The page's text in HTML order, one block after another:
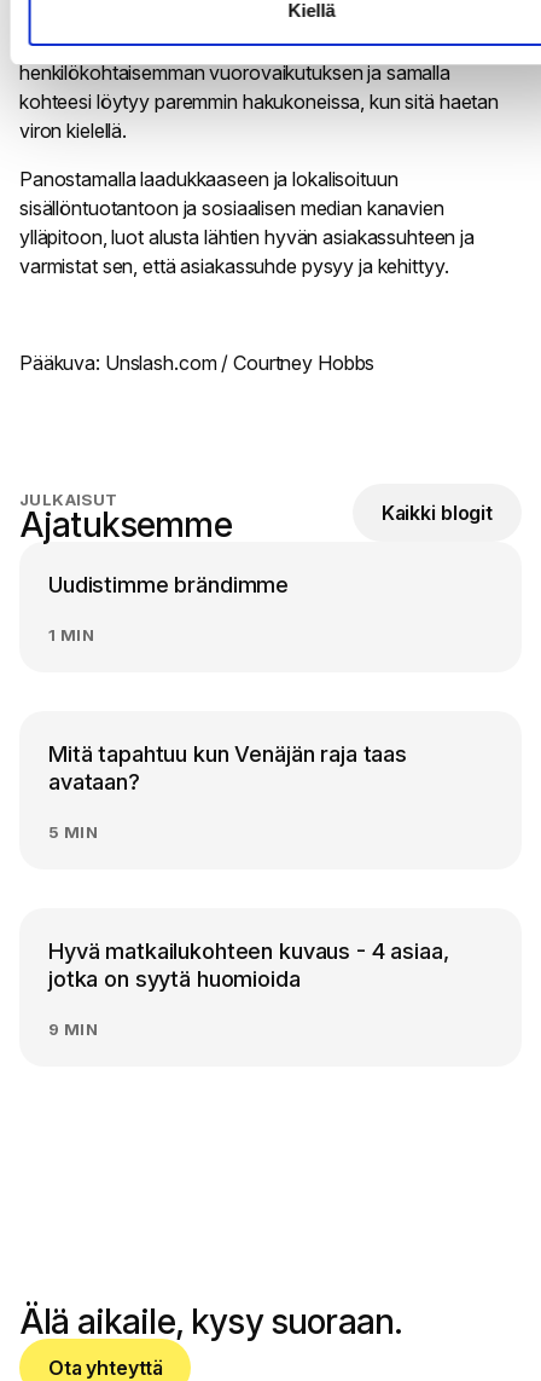
Kiellä
että yrityksesi verkkosivu ja markkinointimateriaalit ovat
lokalisoituviroksi. Näin luot asiakkaillesi
henkilökohtaisemman vuorovaikutuksen ja samalla
kohteesi löytyy paremmin hakukoneissa, kun sitä haetan
viron kielellä.
Panostamalla laadukkaaseen ja lokalisoituun
sisällöntuotantoonjasosiaalisen median kanavien
ylläpitoon, luot alusta lähtien hyvän asiakassuhteen ja
varmistat sen, että asiakassuhde pysyy ja kehittyy.
Pääkuva: Unslash.com /Courtney Hobbs
JULKAISUT
Ajatuksemme Kaikki blogit
Uudistimme brändimme
1 MIN
Mitä tapahtuu kun Venäjän raja taas
avataan?
5 MIN
Hyvä matkailukohteen kuvaus - 4 asiaa,
jotka on syytä huomioida
9 MIN
Älä aikaile, kysy suoraan.
Ota yhteyttä